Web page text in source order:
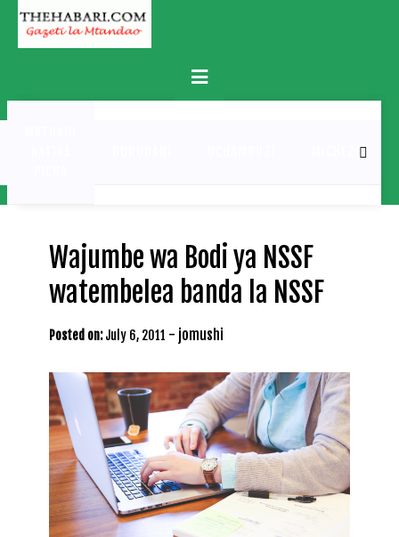
Skip
content
Primary
Menu
MICHEZO
Wajumbe wa Bodi ya NSSF
watembelea banda la NSSF
Posted on: July 6, 2011 - jomushi